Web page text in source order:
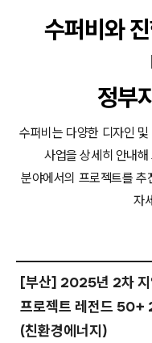
동영
동영
동영
동영
수퍼비와
정부
수퍼비는 다양한 디자인
사업을 상세히 안내해
분야에서의 프로젝트를 추
자
[부산] 2025년 2차 지
프로젝트 레전드 50+
(친환경에너지)